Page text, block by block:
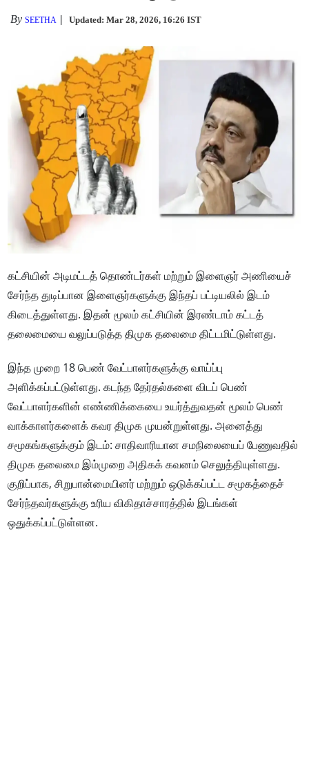
BySEETHA Updated: Mar 28, 2026, 16:26 IST
கட்சியின் அடிமட்டத் தொண்டர்கள் மற்றும் இளைஞர் அணியைச்
சேர்ந்த துடிப்பான இளைஞர்களுக்கு இந்தப் பட்டியலில் இடம்
கிடைத்துள்ளது. இதன் மூலம் கட்சியின் இரண்டாம் கட்டத்
தலைமையை வலுப்படுத்த திமுக தலைமை திட்டமிட்டுள்ளது.
இந்த முறை 18 பெண் வேட்பாளர்களுக்கு வாய்ப்பு
அளிக்கப்பட்டுள்ளது. கடந்த தேர்தல்களை விடப் பெண்
வேட்பாளர்களின் எண்ணிக்கையை உயர்த்துவதன் மூலம் பெண்
வாக்காளர்களைக் கவர திமுக முயன்றுள்ளது. அனைத்து
சமூகங்களுக்கும் இடம்: சாதிவாரியான சமநிலையைப் பேணுவதில்
திமுக தலைமை இம்முறை அதிகக் கவனம் செலுத்தியுள்ளது.
குறிப்பாக, சிறுபான்மையினர் மற்றும் ஒடுக்கப்பட்ட சமூகத்தைச்
சேர்ந்தவர்களுக்கு உரிய விகிதாச்சாரத்தில் இடங்கள்
ஒதுக்கப்பட்டுள்ளன.